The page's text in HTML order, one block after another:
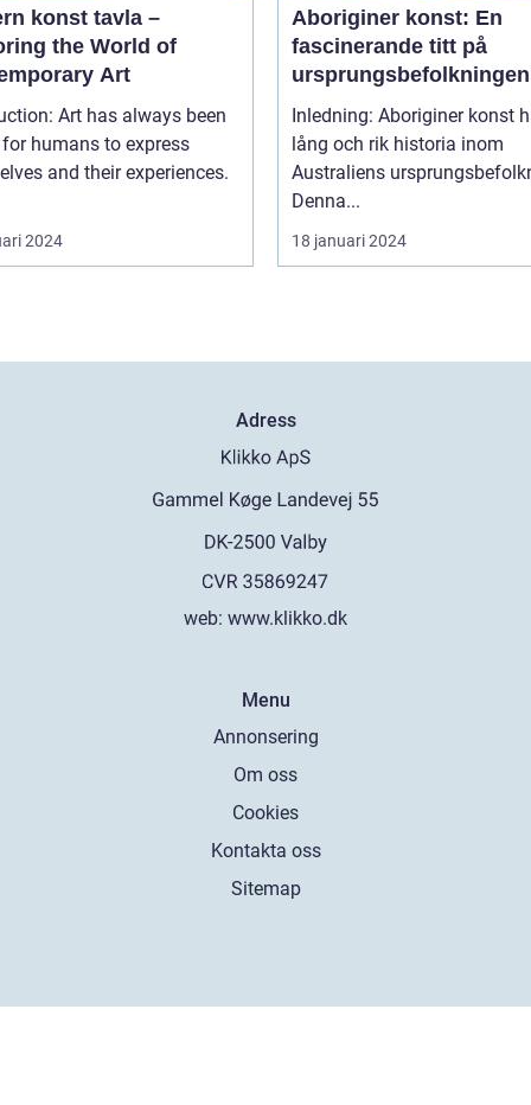
konst tavla –
the World of
Art
Art has always been
humans to express
and their experiences.
2024
Aboriginer konst: En
fascinerande titt på
unika konstform
Inledning: Aboriginer konst
lång och rik historia inom
Australiens
Denna...
18 januari 2024
Adress
web: www.klikko.dk
Menu
Annonsering
Om oss
Cookies
Kontakta oss
Sitemap